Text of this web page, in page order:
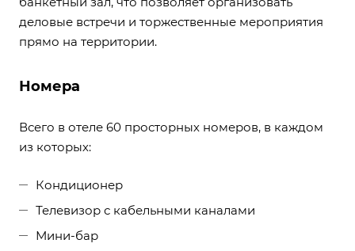
деловые встречи и торжественные мероприятия
прямо на территории.
Номера
Всего в отеле 60 просторных номеров, в каждом
из которых:
Кондиционер
Телевизор с кабельными каналами
Мини-бар